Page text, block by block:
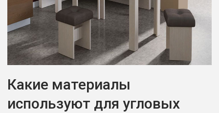
Какие материалы
используют для угловых